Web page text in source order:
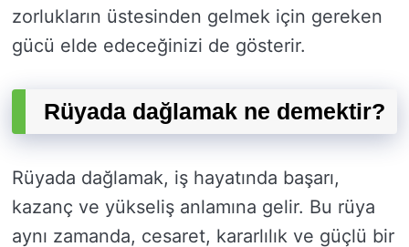
zorlukların üstesinden gelmek için gereken
gücü elde edeceğinizi de gösterir.
Rüyada dağlamak ne demektir?
Rüyada dağlamak, iş hayatında başarı,
kazanç ve yükseliş anlamına gelir. Bu rüya
aynı zamanda, cesaret, kararlılık ve güçlü bir